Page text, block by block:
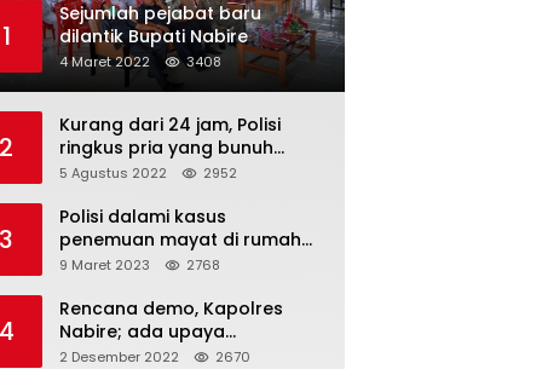
1
Sejumlah pejabat baru
dilantik Bupati Nabire
4 Maret 2022 3408
2
Kurang dari 24 jam, Polisi
ringkus pria yang bunuh
istrinya
5 Agustus 2022 2952
3
Polisi dalami kasus
penemuan mayat di rumah
dokter
9 Maret 2023 2768
4
Rencana demo, Kapolres
Nabire; ada upaya
pencegahan dan dua Suku
2 Desember 2022 2670